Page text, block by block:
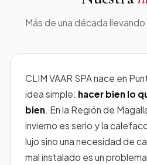
Más de una década
CLIM VAAR SPA nace en
idea simple: hacer bien lo
bien. En la Región de
invierno es serio y la
lujo sino una necesidad de
mal instalado es un